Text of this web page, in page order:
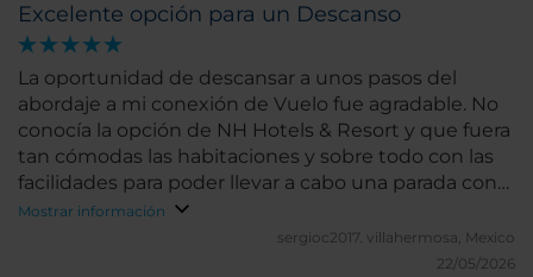
Excelente opción para un Descanso
La oportunidad de descansar a unos pasos del
abordaje a mi conexión de Vuelo fue agradable. No
conocía la opción de NH Hotels & Resort y que fuera
tan cómodas las habitaciones y sobre todo con las
facilidades para poder llevar a cabo una parada con
un excelente descanso.
Mostrar información
sergioc2017. villahermosa, Mexico
22/05/2026